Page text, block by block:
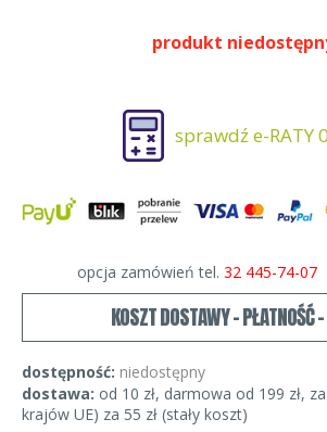
produkt
sprawdź e-RATY
opcja zamówień tel. 32 445-74-07
KOSZT DOSTAWY - PŁATNOŚĆ
dostępność: niedostępny
dostawa: od 10 zł, darmowa od 199 zł,
krajów UE) za 55 zł (stały koszt)